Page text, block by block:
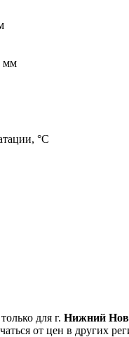
мм
°C
для г. Нижний
от цен в других